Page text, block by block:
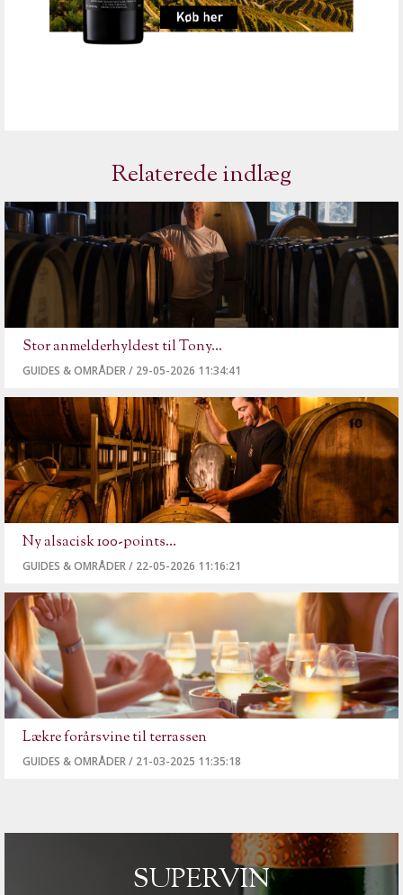
Relaterede indlæg
Stor anmelderhyldest til Tony...
GUIDES & OMRÅDER/ 29-05-2026 11:34:41
Ny alsacisk 100-points...
GUIDES & OMRÅDER/ 22-05-2026 11:16:21
Lækre forårsvine til terrassen
GUIDES & OMRÅDER/ 21-03-2025 11:35:18
SUPERVIN